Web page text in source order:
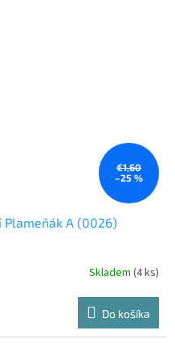
€1,60
–25 %
A (0026)
Skladem (4 ks)
Do košíka